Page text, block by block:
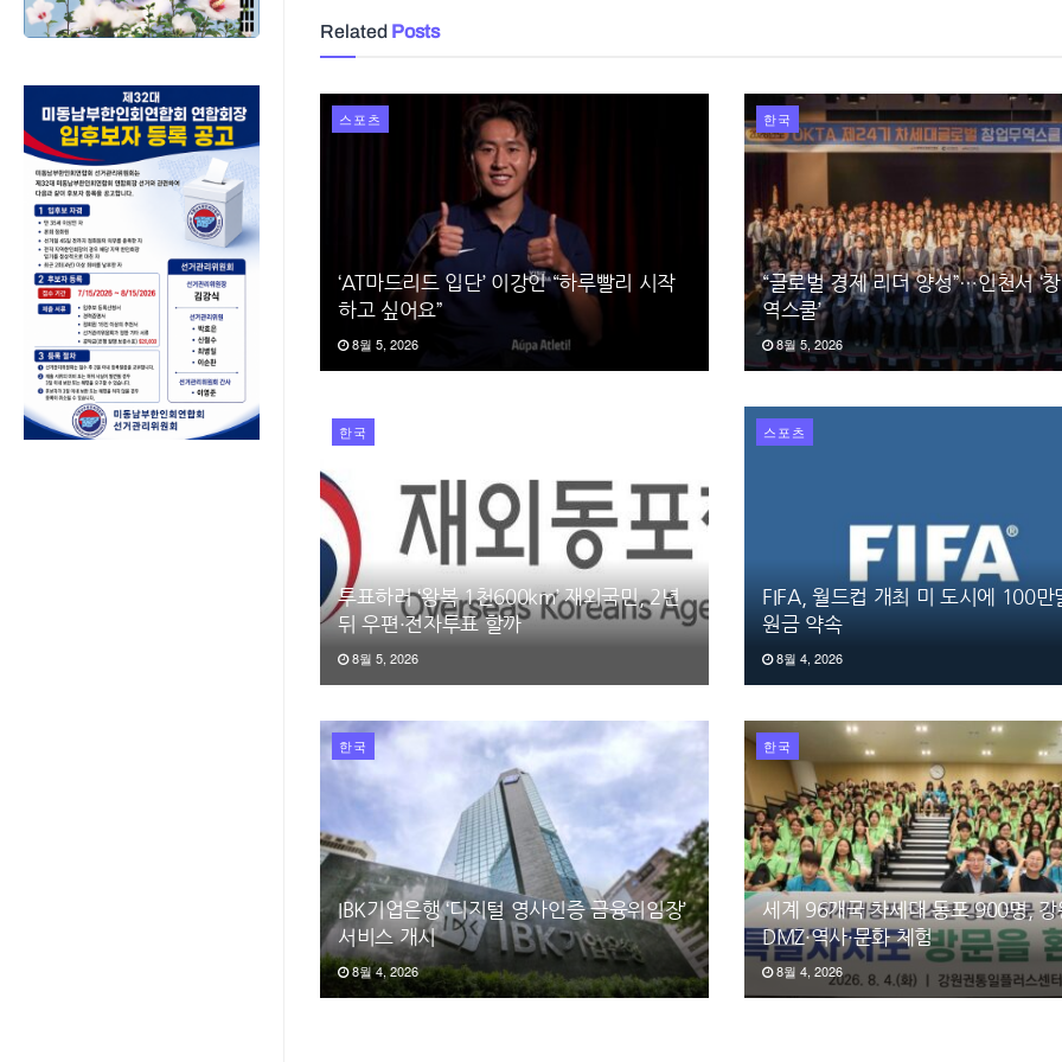
Related Posts
스포츠
‘AT마드리드 입단’ 이강인 “하루빨리 시작
하고 싶어요”
8월 5, 2026
한국
“글로벌 경제 리더 양성”…인천서 ‘
역스쿨’
8월 5, 2026
한국
투표하러 ‘왕복 1천600km’ 재외국민, 2년
뒤 우편·전자투표 할까
8월 5, 2026
스포츠
FIFA, 월드컵 개최 미 도시에 100만
원금 약속
8월 4, 2026
한국
IBK기업은행 ‘디지털 영사인증 금융위임장’
서비스 개시
8월 4, 2026
한국
세계 96개국 차세대 동포 900명, 강
DMZ·역사·문화 체험
8월 4, 2026